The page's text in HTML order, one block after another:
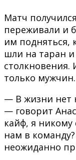
Матч
переживали и
им подняться,
шли на таран
столкновения.
только мужчин.
— В жизни нет
— говорит
кайф, я никому
нам в
неожиданно